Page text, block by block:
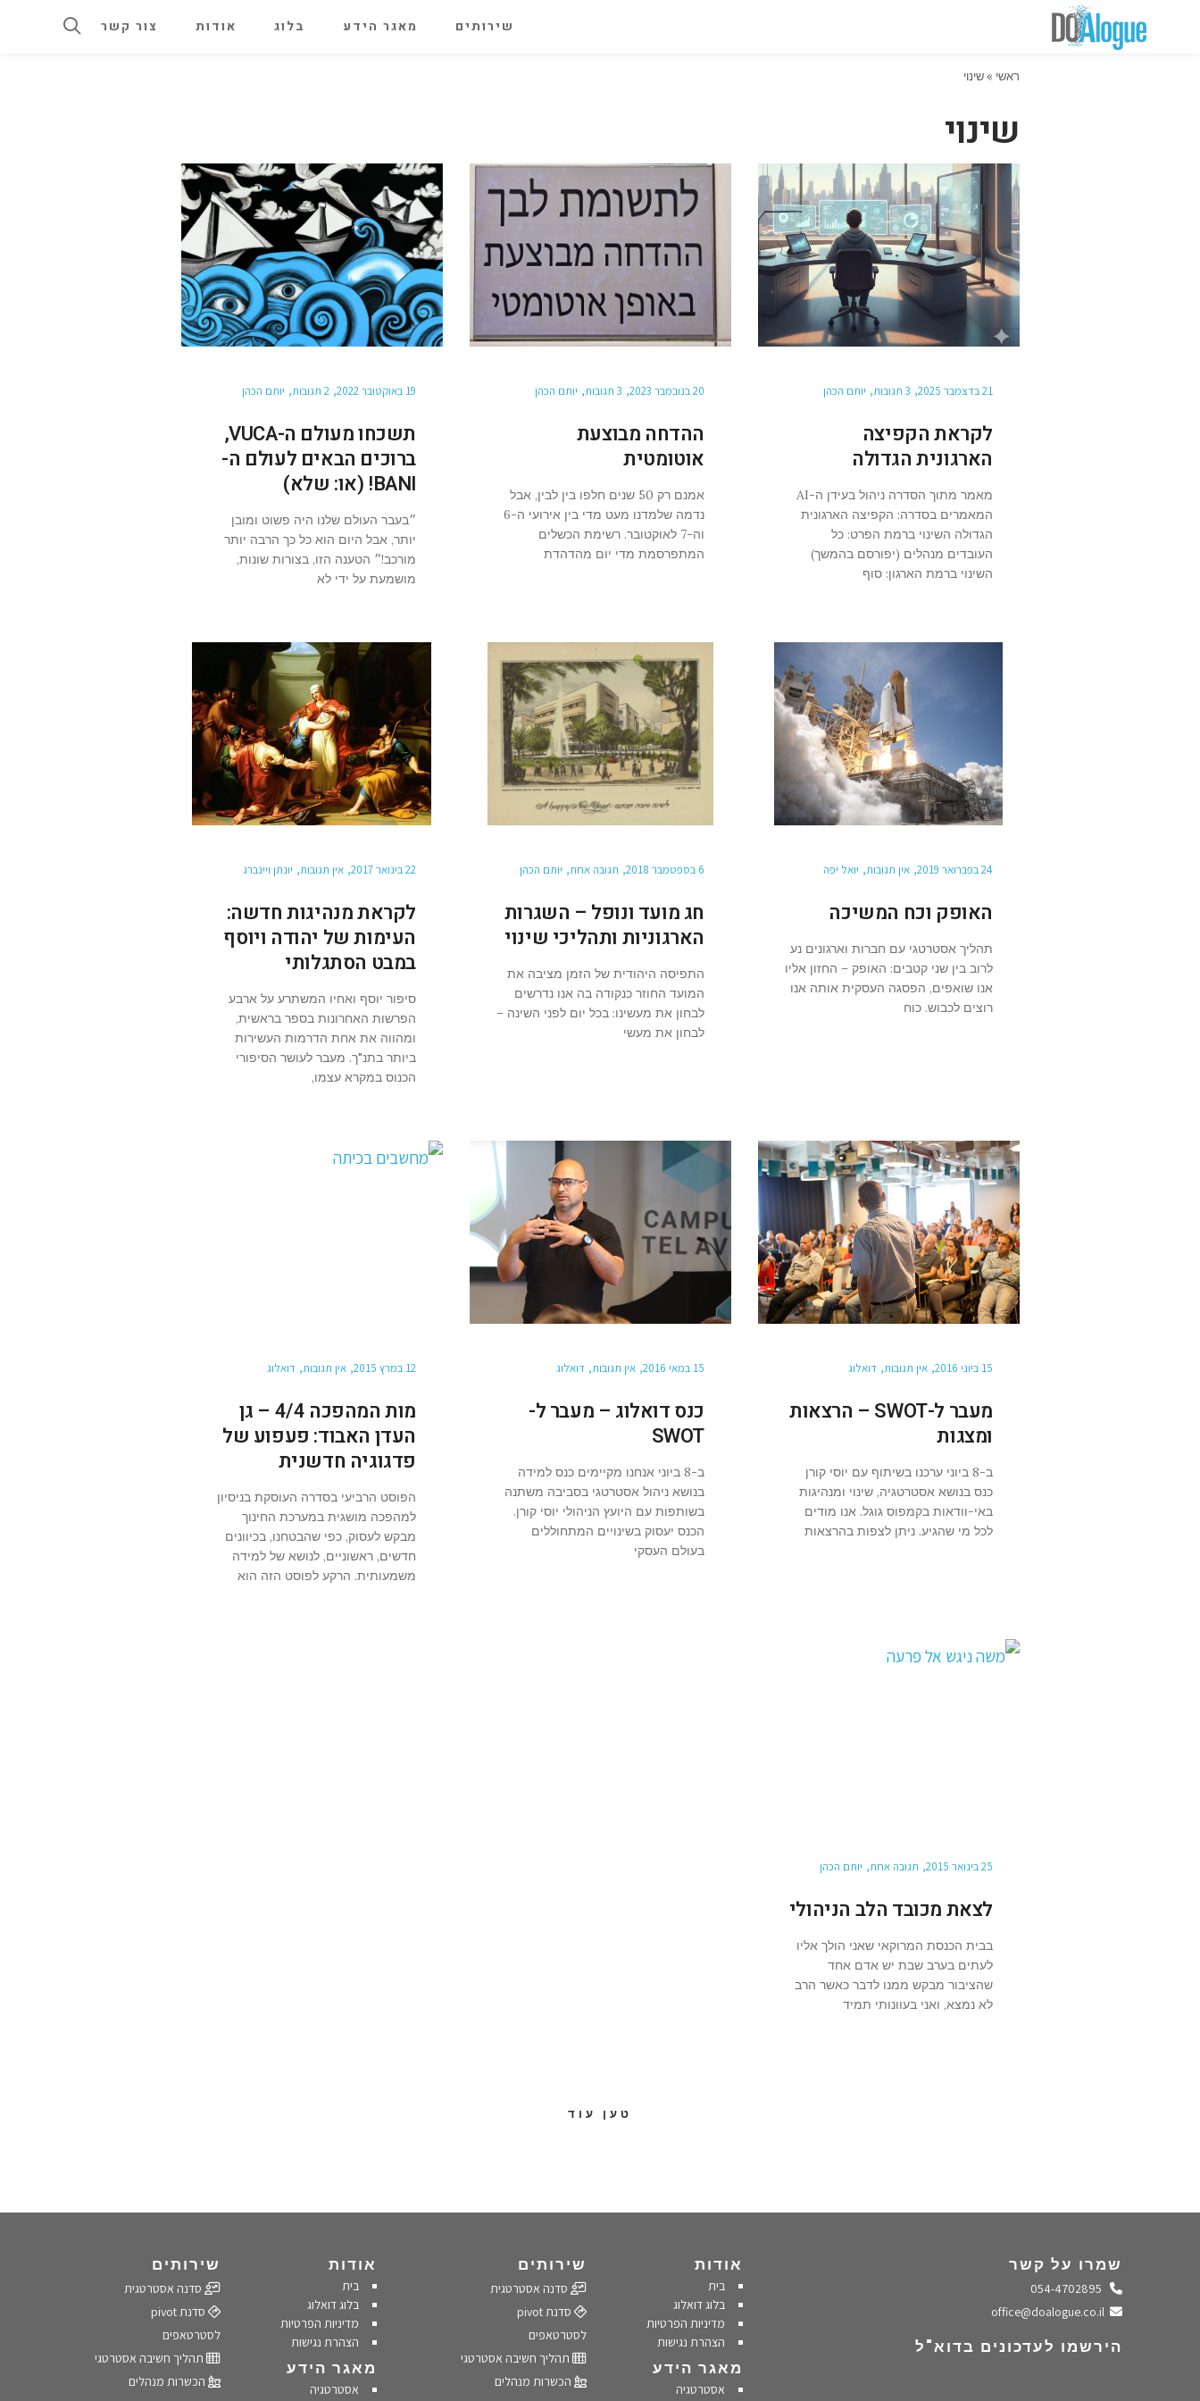
שירותים מאגר הידע בלוג אודות צור קשר
ראשי »שינוי
שינוי
21 בדצמבר 2025 3 תגובות יותם הכהן
לקראת הקפיצה
הארגונית הגדולה
מאמר מתוך הסדרה ניהול בעידן ה-AI
המאמרים בסדרה: הקפיצה הארגונית
הגדולה השינוי ברמת הפרט: כל
העובדים מנהלים (יפורסם בהמשך)
השינוי ברמת הארגון: סוף
20 בנובמבר 2023 3 תגובות יותם הכהן
ההדחה מבוצעת
אוטומטית
אמנם רק 50 שנים חלפו בין לבין, אבל
נדמה שלמדנו מעט מדי בין אירועי ה-6
וה-7 לאוקטובר. רשימת הכשלים
המתפרסמת מדי יום מהדהדת
19 באוקטובר 2022 2 תגובות יותם הכהן
תשכחו מעולם ה-VUCA,
ברוכים הבאים לעולם ה-
BANI! (או: שלא)
״בעבר העולם שלנו היה פשוט ומובן
יותר, אבל היום הוא כל כך הרבה יותר
מורכב!״ הטענה הזו, בצורות שונות,
מושמעת על ידי לא
24 בפברואר 2019 אין תגובות יואל יפה
האופק וכח המשיכה
תהליך אסטרטגי עם חברות וארגונים נע
לרוב בין שני קטבים: האופק – החזון אליו
אנו שואפים, הפסגה העסקית אותה אנו
רוצים לכבוש. כוח
6 בספטמבר 2018 תגובה אחת יותם הכהן
חג מועד ונופל – השגרות
הארגוניות ותהליכי שינוי
התפיסה היהודית של הזמן מציבה את
המועד החוזר כנקודה בה אנו נדרשים
לבחון את מעשינו: בכל יום לפני השינה –
לבחון את מעשי
22 בינואר 2017 אין תגובות יונתן ויינברג
לקראת מנהיגות חדשה:
העימות של יהודה ויוסף
במבט הסתגלותי
סיפור יוסף ואחיו המשתרע על ארבע
הפרשות האחרונות בספר בראשית,
ומהווה את אחת הדרמות העשירות
ביותר בתנ"ך. מעבר לעושר הסיפורי
הכנוס במקרא עצמו,
15 ביוני 2016 אין תגובות דואלוג
מעבר ל-SWOT – הרצאות
ומצגות
ב-8 ביוני ערכנו בשיתוף עם יוסי קורן
כנס בנושא אסטרטגיה, שינוי ומנהיגות
באי-וודאות בקמפוס גוגל. אנו מודים
לכל מי שהגיע. ניתן לצפות בהרצאות
15 במאי 2016 אין תגובות דואלוג
כנס דואלוג – מעבר ל-
SWOT
ב-8 ביוני אנחנו מקיימים כנס למידה
בנושא ניהול אסטרטגי בסביבה משתנה
בשותפות עם היועץ הניהולי יוסי קורן.
הכנס יעסוק בשינויים המתחוללים
בעולם העסקי
12 במרץ 2015 אין תגובות דואלוג
מות המהפכה 4/4 – גן
העדן האבוד: פעפוע של
פדגוגיה חדשנית
הפוסט הרביעי בסדרה העוסקת בניסיון
למהפכה מושגית במערכת החינוך
מבקש לעסוק, כפי שהבטחנו, בכיוונים
חדשים, ראשוניים, לנושא של למידה
משמעותית. הרקע לפוסט הזה הוא
25 בינואר 2015 תגובה אחת יותם הכהן
לצאת מכובד הלב הניהולי
בבית הכנסת המרוקאי שאני הולך אליו
לעתים בערב שבת יש אדם אחד
שהציבור מבקש ממנו לדבר כאשר הרב
לא נמצא, ואני בעוונותי תמיד
טען עוד
שמרו על קשר
התקשרו אלינו
שלחו מייל
הירשמו לעדכונים בדוא"ל
אודות
בית
בלוג דואלוג
מדיניות הפרטיות
הצהרת נגישות
מאגר הידע
אסטרטגיה
שירותים
סדנה אסטרטגית
סדנת pivot
לסטרטאפים
תהליך חשיבה אסטרטגי
הכשרות מנהלים
אודות
בית
בלוג דואלוג
מדיניות הפרטיות
הצהרת נגישות
מאגר הידע
אסטרטגיה
שירותים
סדנה אסטרטגית
סדנת pivot
לסטרטאפים
תהליך חשיבה אסטרטגי
הכשרות מנהלים
✕